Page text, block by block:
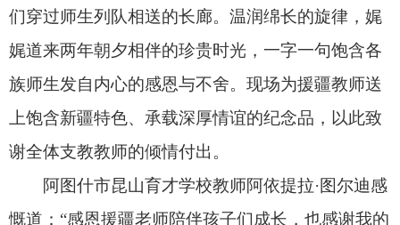
慨道：“感恩援疆老师陪伴孩子们成长，也感谢我的
援疆师傅徐程老师悉心指引我教学带班。所有荣誉
离不开各位千里支教的付出，祝愿老师们归途平
阿图什市昆山育才学校五年级四班学生塔吉古
丽·阿布力克木说：“今天一起欢送援疆老师们，我
的心里非常舍不得，我非常感谢他们教会我很多知
识，希望他们能够在回去的路上一路平安，事业蒸